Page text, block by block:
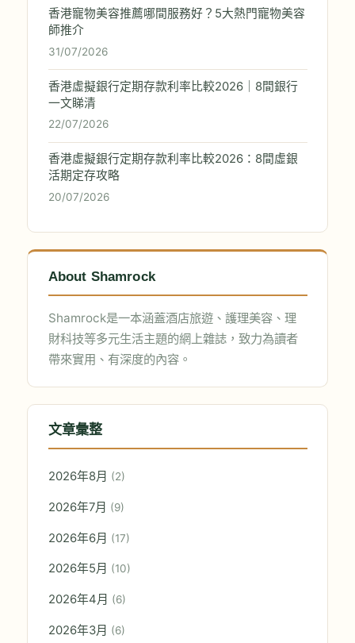
香港寵物美容推薦哪間服務好？5大熱門寵物美容
師推介
31/07/2026
香港虛擬銀行定期存款利率比較2026｜8間銀行
一文睇清
22/07/2026
香港虛擬銀行定期存款利率比較2026：8間虛銀
活期定存攻略
20/07/2026
About Shamrock
Shamrock是一本涵蓋酒店旅遊、護理美容、理
財科技等多元生活主題的網上雜誌，致力為讀者
帶來實用、有深度的內容。
文章彙整
2026年8月 (2)
2026年7月 (9)
2026年6月 (17)
2026年5月 (10)
2026年4月 (6)
2026年3月 (6)